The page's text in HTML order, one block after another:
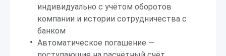
индивидуально с учётом оборотов
компании и истории сотрудничества с
банком
Автоматическое погашение —